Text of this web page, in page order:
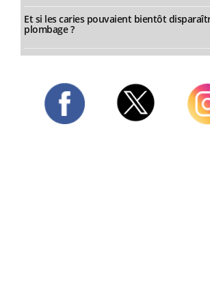
Et si les caries pouvaient bientôt
plombage ?